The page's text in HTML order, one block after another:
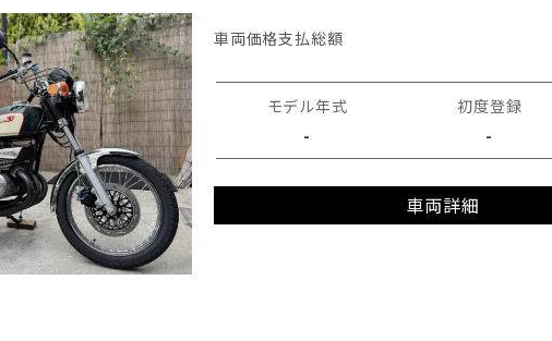
車両価格支払総額
モデル年式
-
初度登録
-
車両詳細